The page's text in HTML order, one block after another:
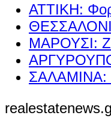
ΑΤΤΙΚΗ:
ΜΑΡΟΥΣΙ:
ΣΑΛΑΜΙΝΑ: